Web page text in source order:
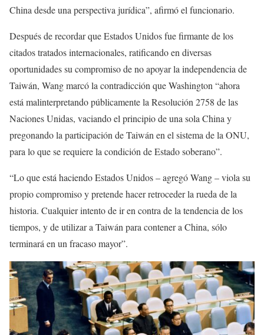
China desde una perspectiva jurídica”, afirmó el funcionario.
Después de recordar que Estados Unidos fue firmante de los
citados tratados internacionales, ratificando en diversas
oportunidades su compromiso de no apoyar la independencia de
Taiwán, Wang marcó la contradicción que Washington “ahora
está malinterpretando públicamente la Resolución 2758 de las
Naciones Unidas, vaciando el principio de una sola China y
pregonando la participación de Taiwán en el sistema de la ONU,
para lo que se requiere la condición de Estado soberano”.
“Lo que está haciendo Estados Unidos – agregó Wang – viola su
propio compromiso y pretende hacer retroceder la rueda de la
historia. Cualquier intento de ir en contra de la tendencia de los
tiempos, y de utilizar a Taiwán para contener a China, sólo
terminará en un fracaso mayor”.